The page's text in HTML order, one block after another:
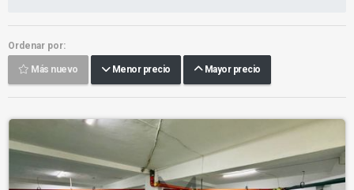
Ordenar por:
Más nuevo Menor precio Mayor precio